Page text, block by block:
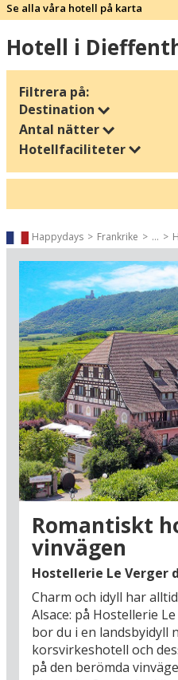
Se alla våra hotell på karta
Hotell i
Filtrera på:
Destination
Antal nätter
Hotellfaciliteter
Happydays Frankrike ...
Romantiskt
vinvägen
Hostellerie Le Verger
Charm och idyll har
Alsace: på Hostellerie
bor du i en landsbyidyll
korsvirkeshotell och
på den berömda